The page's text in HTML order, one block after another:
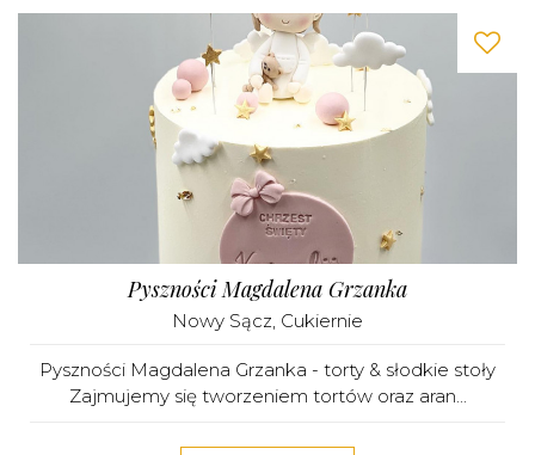
Pyszności Magdalena Grzanka
Nowy Sącz, Cukiernie
Pyszności Magdalena Grzanka - torty & słodkie stoły
Zajmujemy się tworzeniem tortów oraz aran...